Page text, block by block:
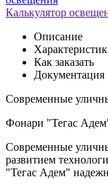
Калькулятор
Описание
Как заказать
Документация
Современные
Фoнaри "Teгас
Современные
развитием
"Тегас Адем"